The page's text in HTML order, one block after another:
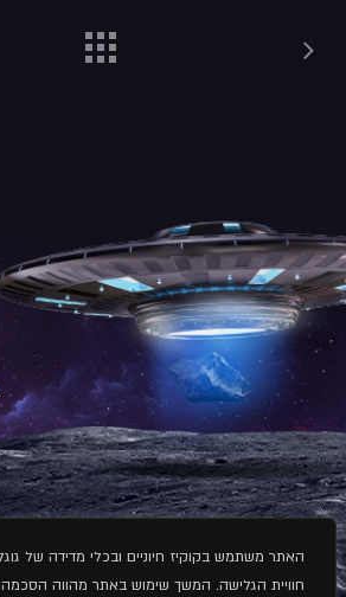
האתר משתמש בקוקיז חיוניים ובכלי מדידה של
חוויית הגלישה. המשך שימוש באתר מהווה